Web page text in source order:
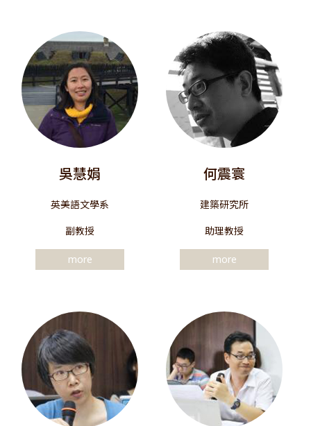
吳慧娟
英美語文學系
副教授
more
何震寰
建築研究所
助理教授
more